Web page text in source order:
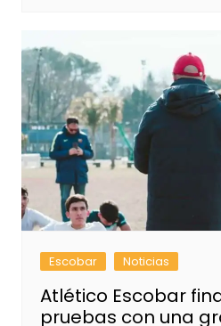
Escobar Noticias
Atlético Escobar
pruebas con una